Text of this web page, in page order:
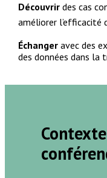
Découvrir des cas
améliorer l’efficacité
Échanger avec des
des données dans la